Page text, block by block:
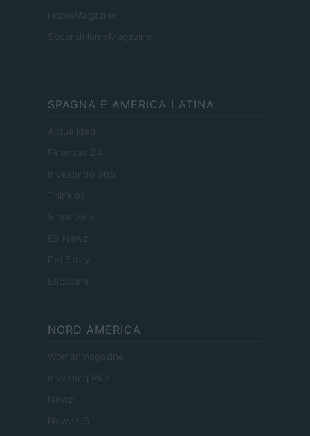
HomeMagazine
SecondHomeMagazine
SPAGNA E AMERICA LATINA
Actualidad
Finanzas 24
Investindo 365
Think.es
Viajar 365
ES Newz
Pet Story
Encocina
NORD AMERICA
Womanmagazine
Investing Plus
Newz
Newz US